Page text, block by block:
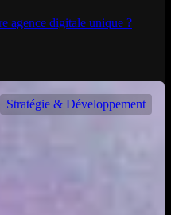
agence digitale unique ?
Stratégie & Développement